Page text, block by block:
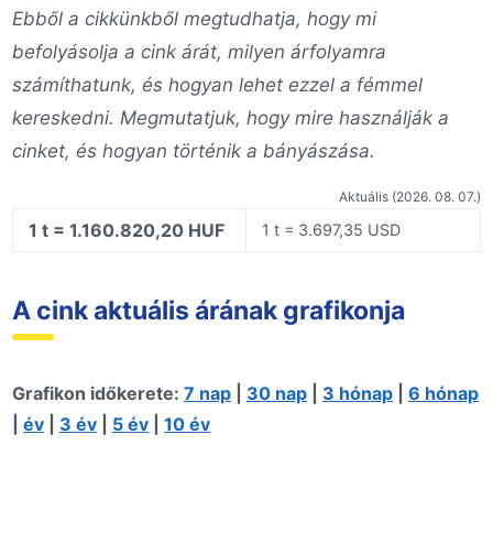
Ebből a cikkünkből megtudhatja, hogy mi
befolyásolja a cink árát, milyen árfolyamra
számíthatunk, és hogyan lehet ezzel a fémmel
kereskedni. Megmutatjuk, hogy mire használják a
cinket, és hogyan történik a bányászása.
Aktuális (2026. 08. 07.)
1 t = 1.160.820,20 HUF 1 t = 3.697,35 USD
A cink aktuális árának grafikonja
Grafikon időkerete: 7 nap 30 nap 3 hónap
6 hónap
év 3 év 5 év 10 év